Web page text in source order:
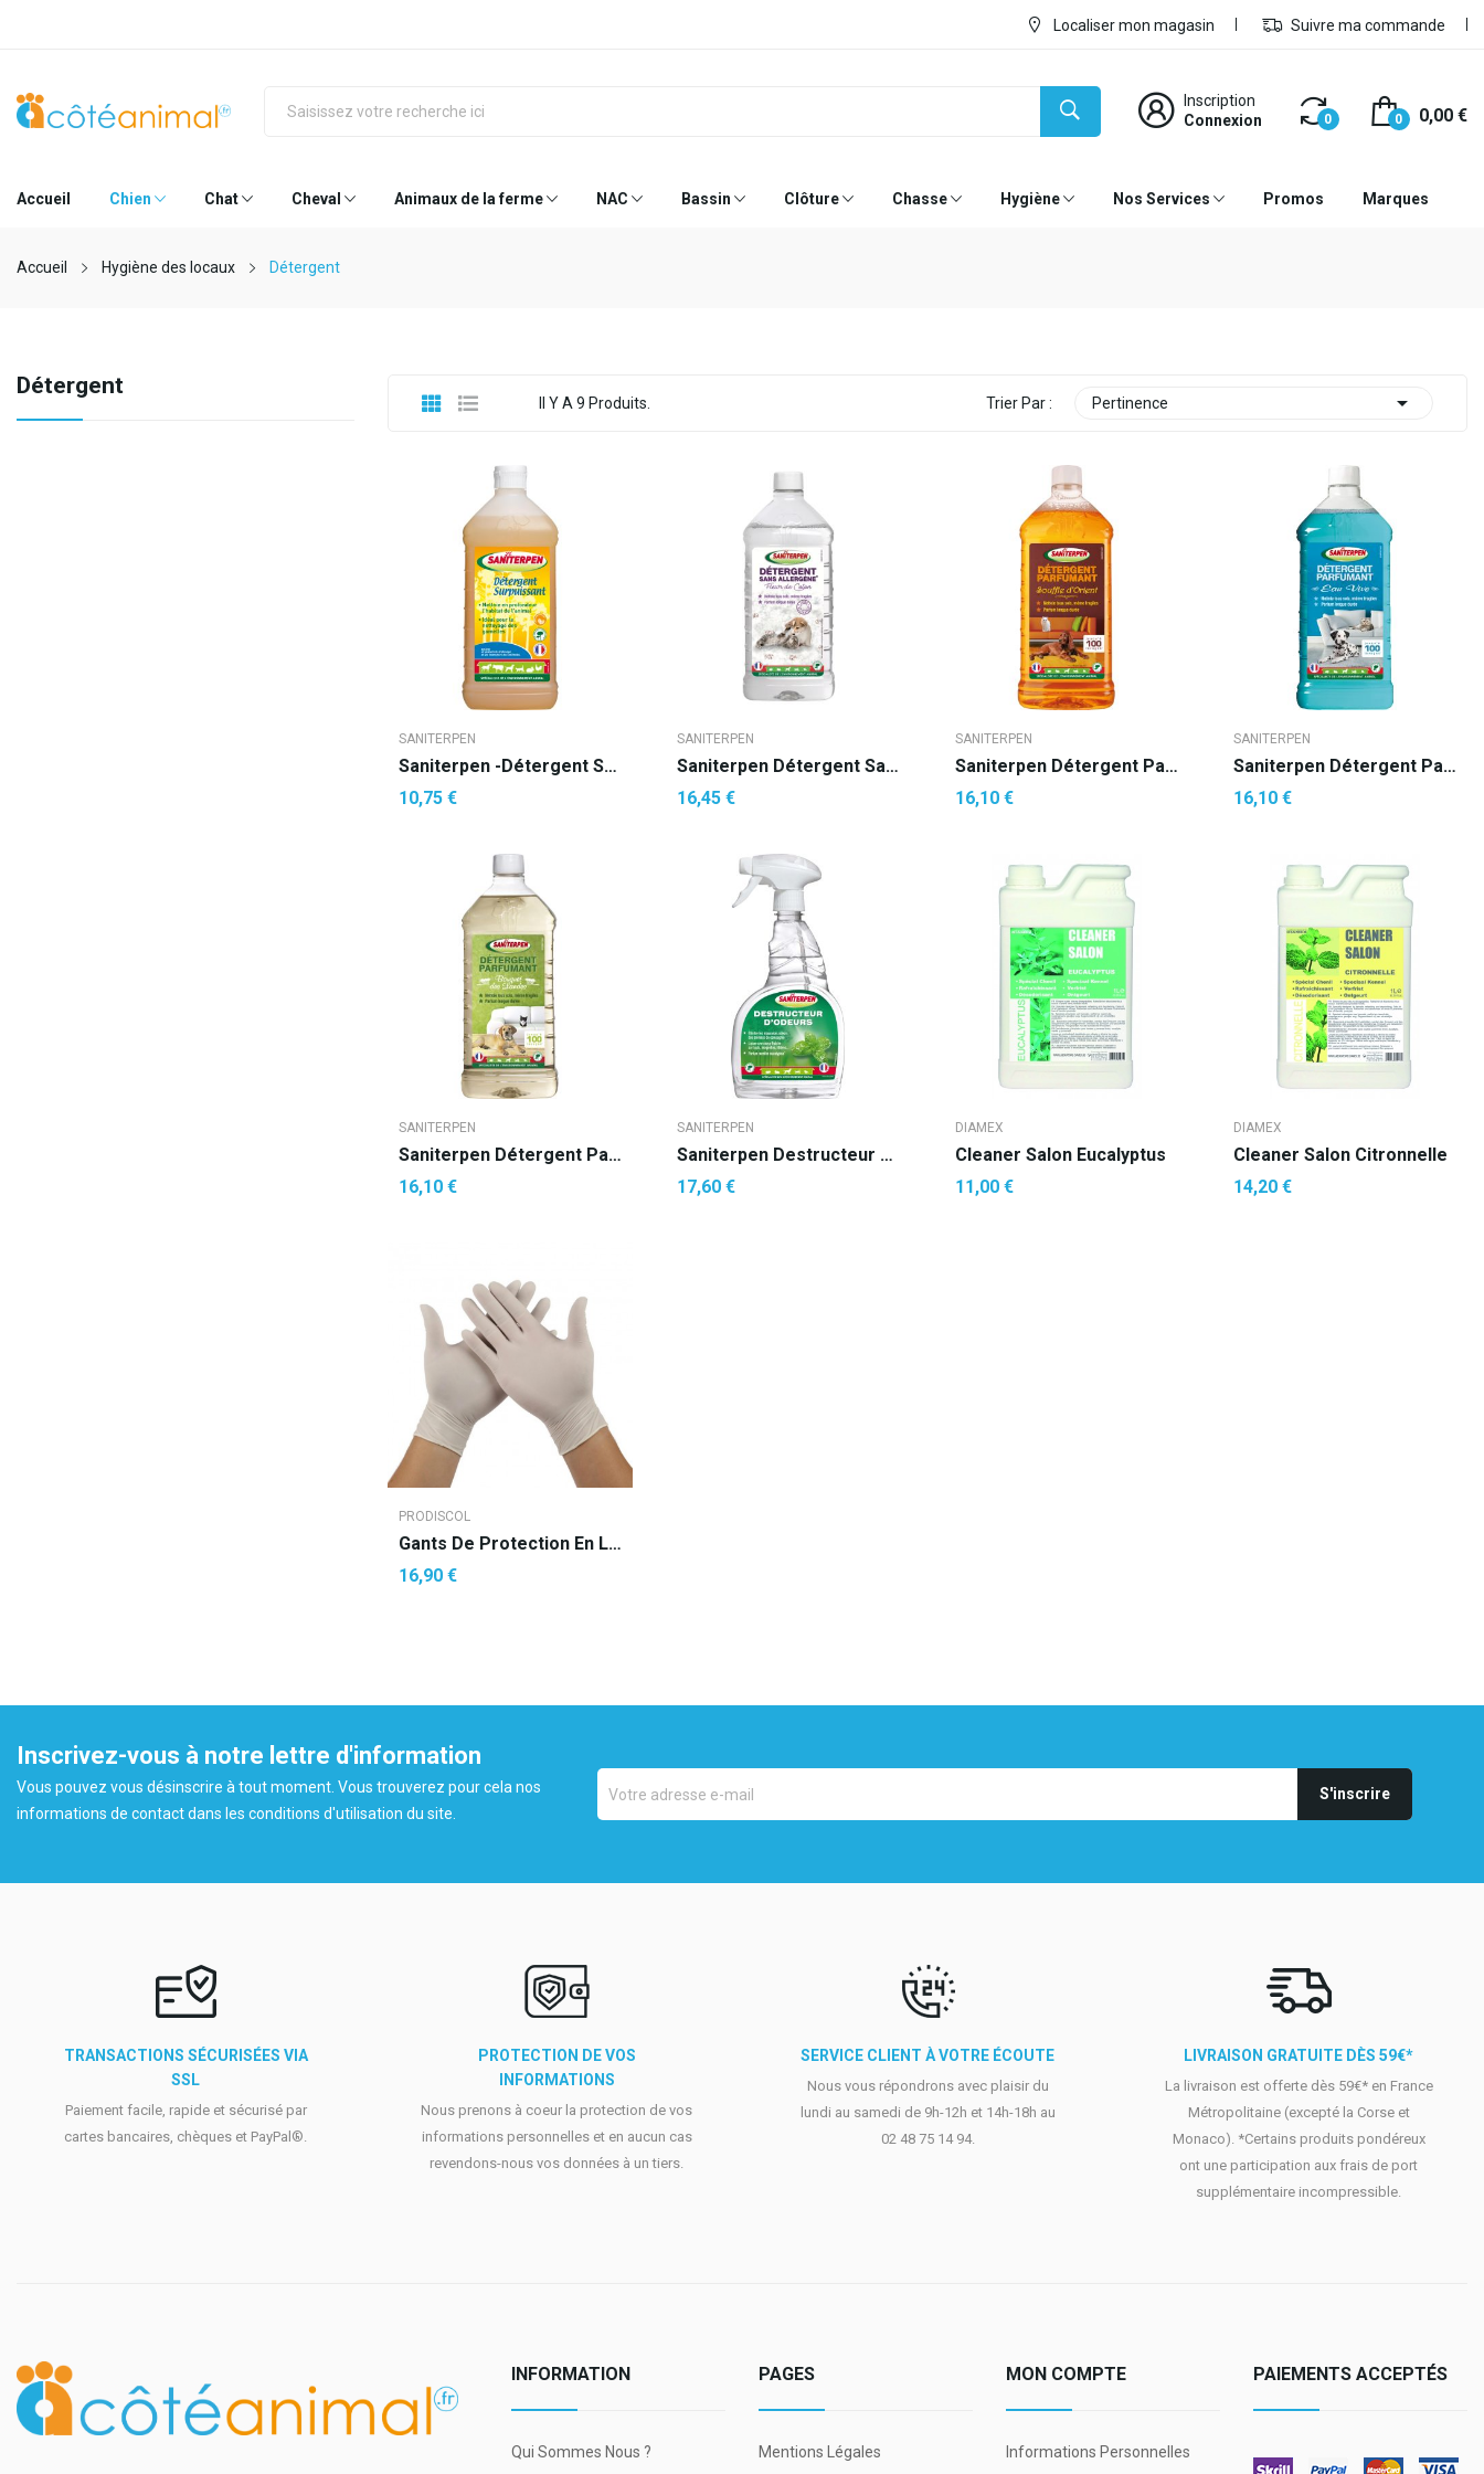
Localiser mon magasin Suivre ma commande
Inscription
Connexion
0 0 0,00 €
Accueil Chien Chat Cheval Animaux de la ferme NAC Bassin Clôture Chasse Hygiène Nos Services Promos Marques
Accueil Hygiène des locaux Détergent
Détergent
Il Y A 9 Produits. Trier Par : Pertinence 
SANITERPEN
Saniterpen -Détergent Surpuissant
10,75 €
AJOUTER AU PANIER
SANITERPEN
Saniterpen Détergent Sans Allergène Parfumé...
16,45 €
AJOUTER AU PANIER
SANITERPEN
Saniterpen Détergent Parfumé Souffle D'orient
16,10 €
AJOUTER AU PANIER
SANITERPEN
Saniterpen Détergent Parfumé Eau Vive
16,10 €
AJOUTER AU PANIER
SANITERPEN
Saniterpen Détergent Parfumé Bouquet Des Landes
16,10 €
SANITERPEN
Saniterpen Destructeur D'odeurs Menthe Eucalyptus
17,60 €
DIAMEX
Cleaner Salon Eucalyptus
11,00 €
DIAMEX
Cleaner Salon Citronnelle
14,20 €
PRODISCOL
Gants De Protection En Latex Non Poudrés -...
16,90 €
Inscrivez-vous à notre lettre d'information
Vous pouvez vous désinscrire à tout moment. Vous trouverez pour cela nos
informations de contact dans les conditions d'utilisation du site.
TRANSACTIONS SÉCURISÉES VIA
SSL
Paiement facile, rapide et sécurisé par
cartes bancaires, chèques et PayPal®.
PROTECTION DE VOS
INFORMATIONS
Nous prenons à coeur la protection de vos
informations personnelles et en aucun cas
revendons-nous vos données à un tiers.
SERVICE CLIENT À VOTRE ÉCOUTE
Nous vous répondrons avec plaisir du
lundi au samedi de 9h-12h et 14h-18h au
02 48 75 14 94.
LIVRAISON GRATUITE DÈS 59€*
La livraison est offerte dès 59€* en France
Métropolitaine (excepté la Corse et
Monaco). *Certains produits pondéreux
ont une participation aux frais de port
supplémentaire incompressible.
INFORMATION
Qui Sommes Nous ?
PAGES
Mentions Légales
MON COMPTE
Informations Personnelles
PAIEMENTS ACCEPTÉS